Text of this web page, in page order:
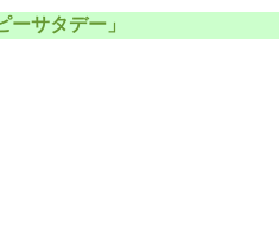
ーサタデー」